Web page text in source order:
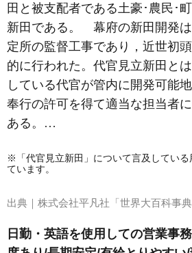
田と被支配者である土豪･農民･
新田である。 幕府の新田開発
定所の監督工事であり，近世初
的に行われた。代官見立新田と
している代官が管内に開発可能
奉行の許可を得て適当な担当者
ある。…
※「代官見立新田」について言及している
ています。
出典｜ 株式会社平凡社「世界大百科事典
日勤・英語を使用しての営業事